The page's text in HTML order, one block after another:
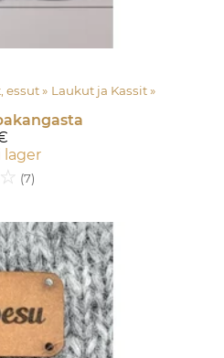
essut ‪» Laukut ja Kassit ‪»
lager
☆ (7)